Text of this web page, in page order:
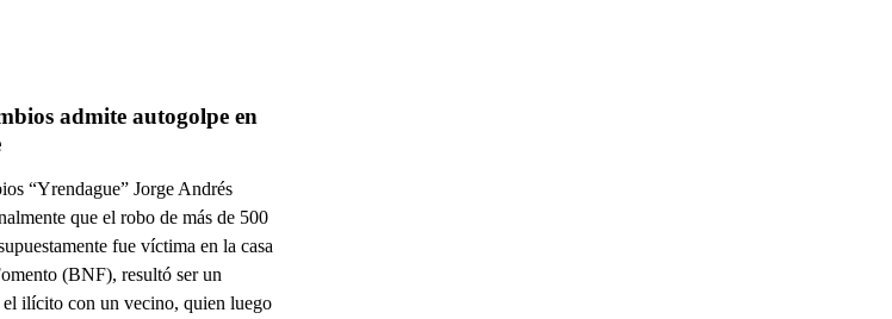
admite autogolpe en
“Yrendague” Jorge Andrés
que el robo de más de 500
fue víctima en la casa
(BNF), resultó ser un
ilícito con un vecino, quien luego